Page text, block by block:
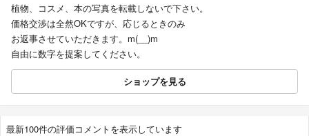
植物、コスメ、本の写真を転載しないで下さい。
価格交渉は全然OKですが、応じるときのみ
お返事させていただきます。m(__)m
自由に数字を提案してください。
ショップを見る
最新100件の評価コメントを表示しています